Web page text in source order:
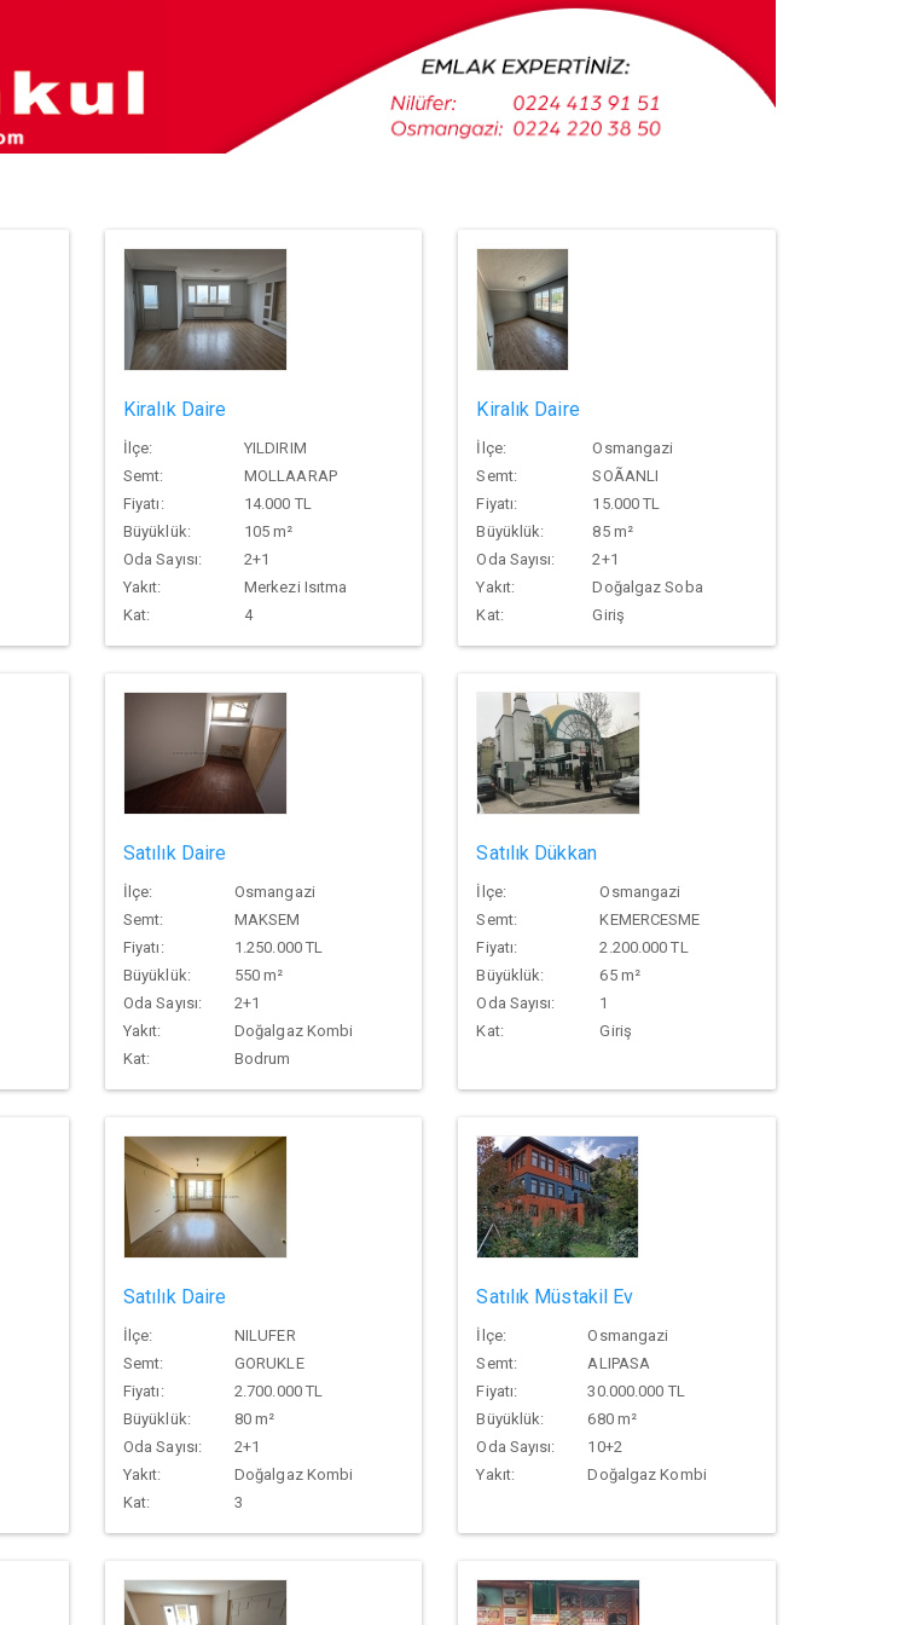
Kiralık Daire
İlçe:
YILDIRIM
Semt:
MOLLAARAP
Fiyatı:
14.000 TL
Büyüklük:
105 m²
Oda Sayısı:
2+1
Yakıt:
Merkezi Isıtma
Kat:
4
Kiralık Daire
İlçe:
Osmangazi
Semt:
SOÃANLI
Fiyatı:
15.000 TL
Büyüklük:
85 m²
Oda Sayısı:
2+1
Yakıt:
Doğalgaz Soba
Kat:
Giriş
Satılık Daire
İlçe:
Osmangazi
Semt:
MAKSEM
Fiyatı:
1.250.000 TL
Büyüklük:
550 m²
Oda Sayısı:
2+1
Yakıt:
Doğalgaz Kombi
Kat:
Bodrum
Satılık Dükkan
İlçe:
Osmangazi
Semt:
KEMERCESME
Fiyatı:
2.200.000 TL
Büyüklük:
65 m²
Oda Sayısı:
1
Kat:
Giriş
Satılık Daire
İlçe:
NILUFER
Semt:
GORUKLE
Fiyatı:
2.700.000 TL
Büyüklük:
80 m²
Oda Sayısı:
2+1
Yakıt:
Doğalgaz Kombi
Kat:
3
Satılık Müstakil Ev
İlçe:
Osmangazi
Semt:
ALIPASA
Fiyatı:
30.000.000 TL
Büyüklük:
680 m²
Oda Sayısı:
10+2
Yakıt:
Doğalgaz Kombi